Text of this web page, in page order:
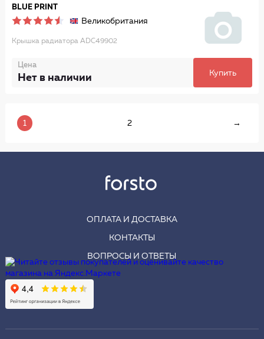
BLUE PRINT
Великобритания
Крышка радиатора ADC49902
Цена
Нет в наличии Купить
1 2 →
ОПЛАТА И ДОСТАВКА
КОНТАКТЫ
ВОПРОСЫ И ОТВЕТЫ